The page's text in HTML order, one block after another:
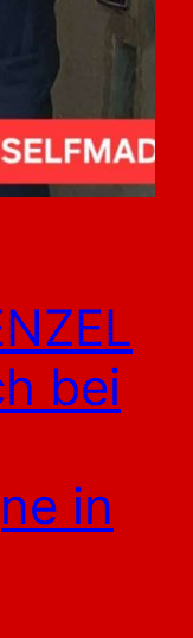
bei
in